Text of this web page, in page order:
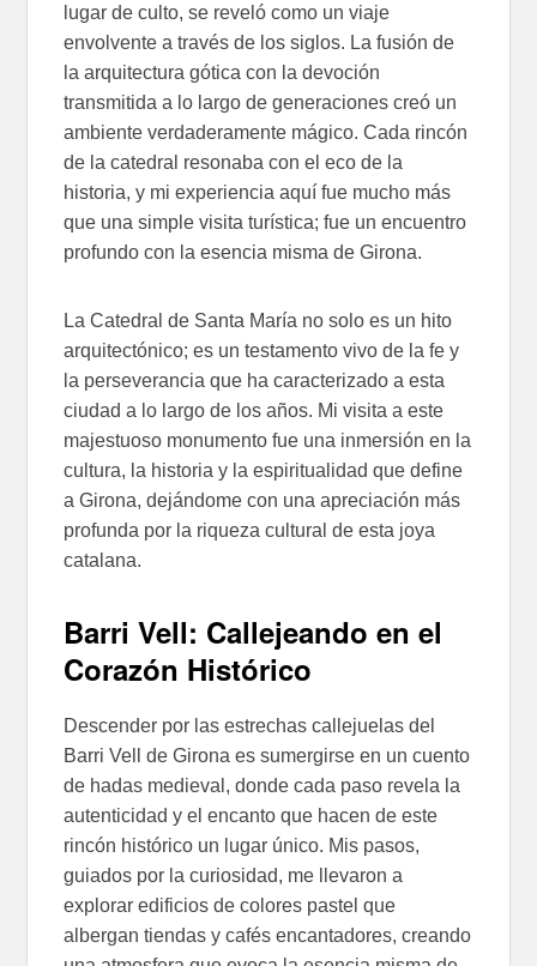
lugar de culto, se reveló como un viaje
envolvente a través de los siglos. La fusión de
la arquitectura gótica con la devoción
transmitida a lo largo de generaciones creó un
ambiente verdaderamente mágico. Cada rincón
de la catedral resonaba con el eco de la
historia, y mi experiencia aquí fue mucho más
que una simple visita turística; fue un encuentro
profundo con la esencia misma de Girona.
La Catedral de Santa María no solo es un hito
arquitectónico; es un testamento vivo de la fe y
la perseverancia que ha caracterizado a esta
ciudad a lo largo de los años. Mi visita a este
majestuoso monumento fue una inmersión en la
cultura, la historia y la espiritualidad que define
a Girona, dejándome con una apreciación más
profunda por la riqueza cultural de esta joya
catalana.
Barri Vell: Callejeando en el
Corazón Histórico
Descender por las estrechas callejuelas del
Barri Vell de Girona es sumergirse en un cuento
de hadas medieval, donde cada paso revela la
autenticidad y el encanto que hacen de este
rincón histórico un lugar único. Mis pasos,
guiados por la curiosidad, me llevaron a
explorar edificios de colores pastel que
albergan tiendas y cafés encantadores, creando